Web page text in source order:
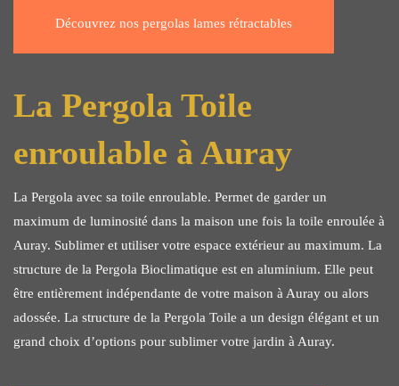
Découvrez nos pergolas lames rétractables
La Pergola Toile
enroulable à Auray
La Pergola avec sa toile enroulable. Permet de garder un
maximum de luminosité dans la maison une fois la toile enroulée à
Auray. Sublimer et utiliser votre espace extérieur au maximum. La
structure de la Pergola Bioclimatique est en aluminium. Elle peut
être entièrement indépendante de votre maison à Auray ou alors
adossée. La structure de la Pergola Toile a un design élégant et un
grand choix d’options pour sublimer votre jardin à Auray.